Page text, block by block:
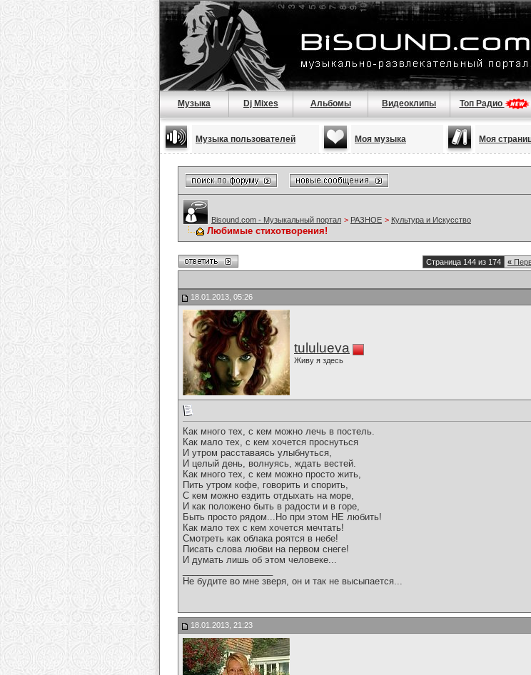
Музыка Dj Mixes Альбомы Видеоклипы Топ Радио
Музыка пользователей Моя музыка Моя
Bisound.com - Музыкальный портал > РАЗНОЕ > Культура и Искусство
Любимые стихотворения!
Страница 144 из 174 «
18.01.2013, 05:26
tululueva
Живу я здесь
Как много тех, с кем можно лечь в постель.
Как мало тех, с кем хочется проснуться
И утром расставаясь улыбнуться,
И целый день, волнуясь, ждать вестей.
Как много тех, с кем можно просто жить,
Пить утром кофе, говорить и спорить,
С кем можно ездить отдыхать на море,
И как положено быть в радости и в горе,
Быть просто рядом...Но при этом НЕ любить!
Как мало тех с кем хочется мечтать!
Смотреть как облака роятся в небе!
Писать слова любви на первом снеге!
И думать лишь об этом человеке...
Не будите во мне зверя, он и так не высыпается...
18.01.2013, 21:23